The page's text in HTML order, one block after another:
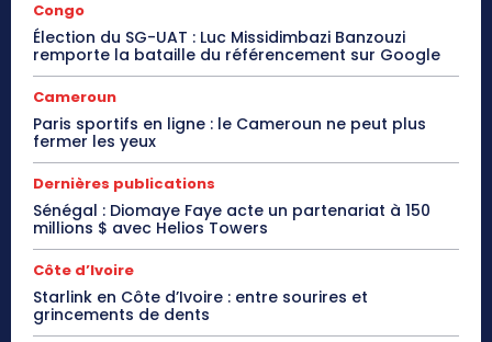
Congo
Élection du SG-UAT : Luc Missidimbazi Banzouzi
remporte la bataille du référencement sur Google
Cameroun
Paris sportifs en ligne : le Cameroun ne peut plus
fermer les yeux
Dernières publications
Sénégal : Diomaye Faye acte un partenariat à 150
millions $ avec Helios Towers
Côte d’Ivoire
Starlink en Côte d’Ivoire : entre sourires et
grincements de dents